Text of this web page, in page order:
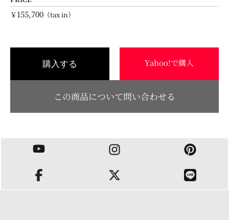
￥155,700 （tax in）
購入する Yahoo!で購入
この商品について問い合わせる